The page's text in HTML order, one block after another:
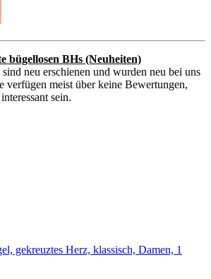
bügellosen BHs (Neuheiten)
neu erschienen und wurden neu bei uns
verfügen meist über keine Bewertungen,
sein.
gekreuztes Herz, klassisch, Damen, 1